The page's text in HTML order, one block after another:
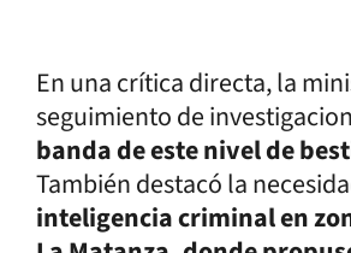
En una crítica directa, la
seguimiento de
banda de este nivel de
También destacó la
inteligencia criminal en